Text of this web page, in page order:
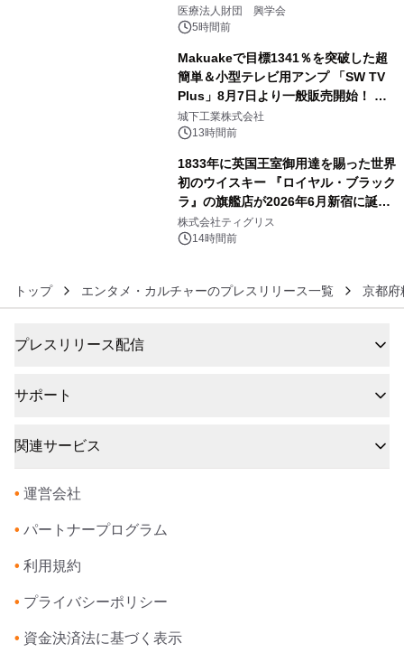
療計画」をテーマに専門監修
医療法人財団 興学会
5時間前
Makuakeで目標1341％を突破した超
簡単＆小型テレビ用アンプ 「SW TV
Plus」8月7日より一般販売開始！ ケ
ーブル1本つなぐだけ、テレビの音が
ぐっと豊かに
城下工業株式会社
13時間前
1833年に英国王室御用達を賜った世界
初のウイスキー 『ロイヤル・ブラック
ラ』の旗艦店が2026年6月新宿に誕
生 バカルディ ジャパンと連携した
没入型バー「BAR Arca」
株式会社ティグリス
14時間前
トップ エンタメ・カルチャーのプレスリリース一覧 京都府
プレスリリース配信
サポート
関連サービス
• 運営会社
• パートナープログラム
• 利用規約
• プライバシーポリシー
• 資金決済法に基づく表示